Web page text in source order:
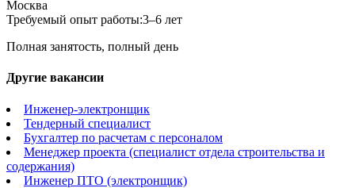
Москва
Требуемый опыт работы:3–6 лет
Полная занятость, полный день
Другие вакансии
Инженер-электронщик
Тендерный специалист
Бухгалтер по расчетам с персоналом
Менеджер проекта (специалист отдела строительства и
содержания)
Инженер ПТО (электронщик)